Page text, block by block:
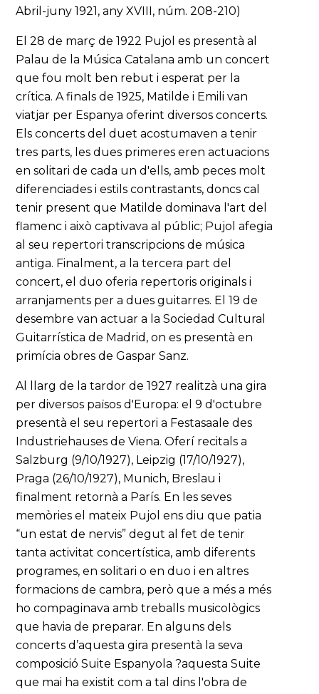
Abril-juny 1921, any XVIII, núm. 208-210)
El 28 de març de 1922 Pujol es presentà al
Palau de la Música Catalana amb un concert
que fou molt ben rebut i esperat per la
crítica. A finals de 1925, Matilde i Emili van
viatjar per Espanya oferint diversos concerts.
Els concerts del duet acostumaven a tenir
tres parts, les dues primeres eren actuacions
en solitari de cada un d'ells, amb peces molt
diferenciades i estils contrastants, doncs cal
tenir present que Matilde dominava l'art del
flamenc i això captivava al públic; Pujol afegia
al seu repertori transcripcions de música
antiga. Finalment, a la tercera part del
concert, el duo oferia repertoris originals i
arranjaments per a dues guitarres. El 19 de
desembre van actuar a la Sociedad Cultural
Guitarrística de Madrid, on es presentà en
primícia obres de Gaspar Sanz.
Al llarg de la tardor de 1927 realitzà una gira
per diversos països d'Europa: el 9 d'octubre
presentà el seu repertori a Festasaale des
Industriehauses de Viena. Oferí recitals a
Salzburg (9/10/1927), Leipzig (17/10/1927),
Praga (26/10/1927), Munich, Breslau i
finalment retornà a París. En les seves
memòries el mateix Pujol ens diu que patia
“un estat de nervis” degut al fet de tenir
tanta activitat concertística, amb diferents
programes, en solitari o en duo i en altres
formacions de cambra, però que a més a més
ho compaginava amb treballs musicològics
que havia de preparar. En alguns dels
concerts d’aquesta gira presentà la seva
composició Suite Espanyola ?aquesta Suite
que mai ha existit com a tal dins l'obra de